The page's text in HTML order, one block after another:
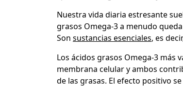
Nuestra vida diaria estresante
grasos Omega-3 a menudo
Son sustancias esenciales, es
Los ácidos grasos Omega-3 más
membrana celular y ambos
de las grasas. El efecto positivo